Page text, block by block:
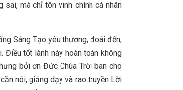
mà chỉ tôn vinh chính cá nhân
Sáng Tạo yêu thương, đoái đến,
Điều tốt lành này hoàn toàn không
bởi ơn Đức Chúa Trời ban cho
nói, giảng dạy và rao truyền Lời